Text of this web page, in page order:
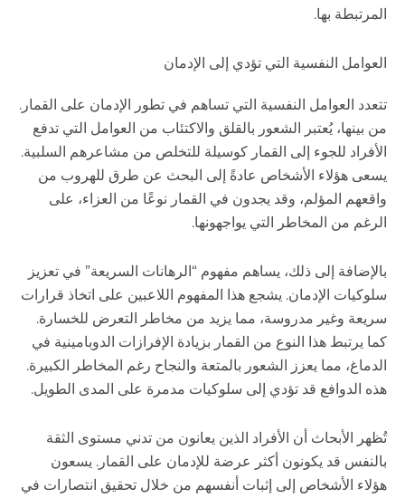
المرتبطة بها.
العوامل النفسية التي تؤدي إلى الإدمان
تتعدد العوامل النفسية التي تساهم في تطور الإدمان على القمار.
من بينها، يُعتبر الشعور بالقلق والاكتئاب من العوامل التي تدفع
الأفراد للجوء إلى القمار كوسيلة للتخلص من مشاعرهم السلبية.
يسعى هؤلاء الأشخاص عادةً إلى البحث عن طرق للهروب من
واقعهم المؤلم، وقد يجدون في القمار نوعًا من العزاء، على
الرغم من المخاطر التي يواجهونها.
بالإضافة إلى ذلك، يساهم مفهوم “الرهانات السريعة” في تعزيز
سلوكيات الإدمان. يشجع هذا المفهوم اللاعبين على اتخاذ قرارات
سريعة وغير مدروسة، مما يزيد من مخاطر التعرض للخسارة.
كما يرتبط هذا النوع من القمار بزيادة الإفرازات الدوبامينية في
الدماغ، مما يعزز الشعور بالمتعة والنجاح رغم المخاطر الكبيرة.
هذه الدوافع قد تؤدي إلى سلوكيات مدمرة على المدى الطويل.
تُظهر الأبحاث أن الأفراد الذين يعانون من تدني مستوى الثقة
بالنفس قد يكونون أكثر عرضة للإدمان على القمار. يسعون
هؤلاء الأشخاص إلى إثبات أنفسهم من خلال تحقيق انتصارات في